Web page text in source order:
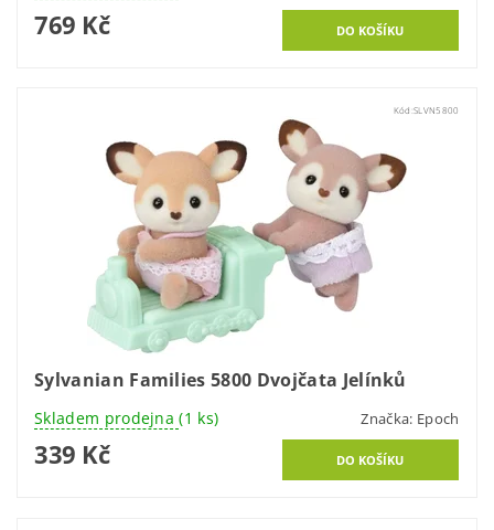
769 Kč
Kód: SLVN5800
Sylvanian Families 5800 Dvojčata Jelínků
Skladem prodejna(1 ks) Značka: Epoch
339 Kč